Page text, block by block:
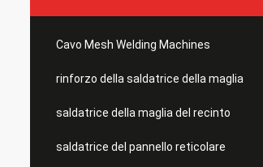
Cavo Mesh Welding Machines
rinforzo della saldatrice della maglia
saldatrice della maglia del recinto
saldatrice del pannello reticolare